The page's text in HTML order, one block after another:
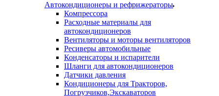
Автокондиционеры и рефрижераторы
Компрессора
Расходные материалы для
автокондиционеров
Вентиляторы и моторы вентиляторов
Ресиверы автомобильные
Конденсаторы и испарители
Шланги для автокондиционеров
Датчики давления
Кондиционеры для Тракторов,
Погрузчиков,Экскаваторов